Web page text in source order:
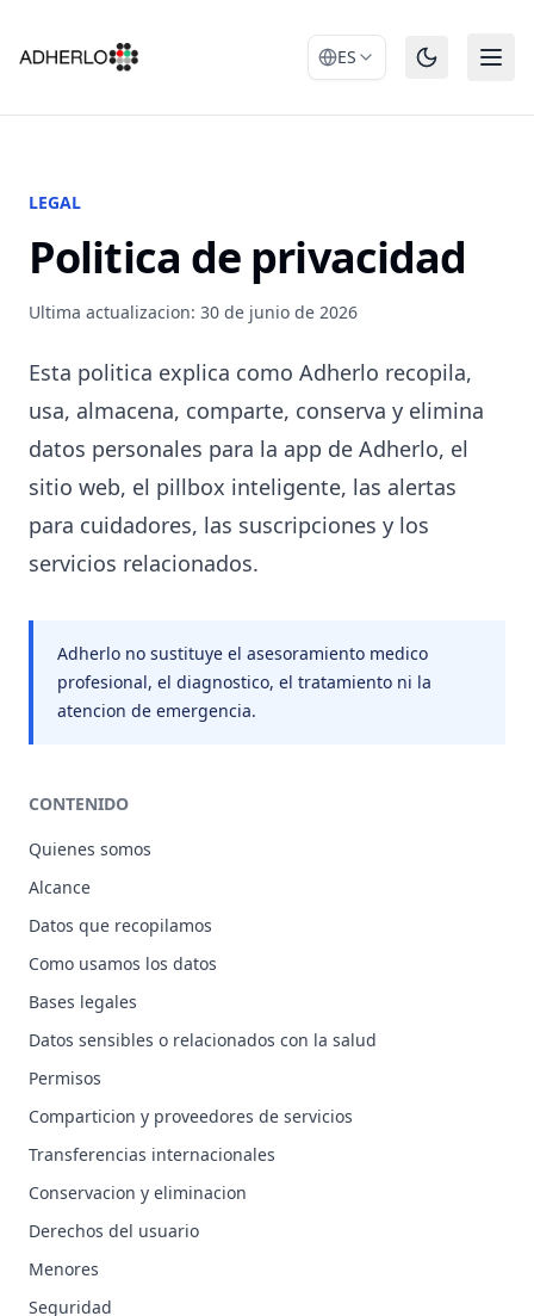
ES
LEGAL
Politica de privacidad
Ultima actualizacion: 30 de junio de 2026
Esta politica explica como Adherlo recopila,
usa, almacena, comparte, conserva y elimina
datos personales para la app de Adherlo, el
sitio web, el pillbox inteligente, las alertas
para cuidadores, las suscripciones y los
servicios relacionados.
Adherlo no sustituye el asesoramiento medico
profesional, el diagnostico, el tratamiento ni la
atencion de emergencia.
CONTENIDO
Quienes somos
Alcance
Datos que recopilamos
Como usamos los datos
Bases legales
Datos sensibles o relacionados con la salud
Permisos
Comparticion y proveedores de servicios
Transferencias internacionales
Conservacion y eliminacion
Derechos del usuario
Menores
Seguridad